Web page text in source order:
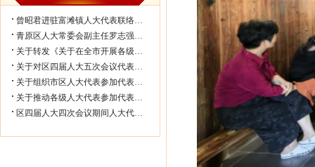
曾昭君进驻富滩镇人大代表联络工作站...
青原区人大常委会副主任罗志强带队赴...
关于转发《关于在全市开展各级人大代...
关于对区四届人大五次会议代表所提部...
关于组织市区人大代表参加代表联络工...
关于推动各级人大代表参加代表联络工...
区四届人大四次会议期间人大代表审议...